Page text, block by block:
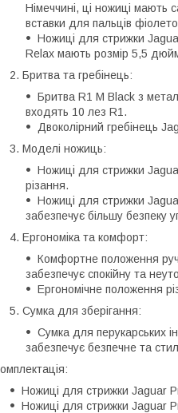
Німеччині, ці ножиці мають
вставки для пальців
Ножиці для стрижки
Relax мають розмір 5,5
Бритва та гребінець:
Бритва R1 M Black з
входять 10 лез R1.
Двоколірний гребінець
Моделі ножиць:
Ножиці для стрижки
різання.
Ножиці для стрижки
забезпечує більшу безпеку
Ергономіка та комфорт:
Комфортне положення
забезпечує спокійну та
Ергономічне положення
Сумка для зберігання:
Сумка для перукарських
забезпечує безпечне та
Ножиці для стрижки Jaguar
Ножиці для стрижки Jaguar